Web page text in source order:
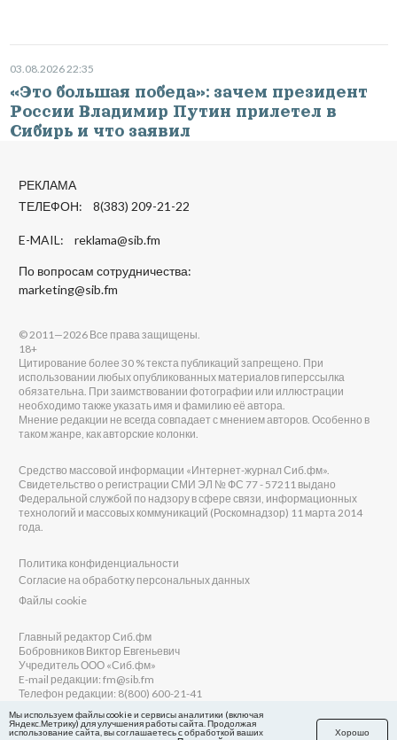
03.08.2026 22:35
«Это большая победа»: зачем президент
России Владимир Путин прилетел в
Сибирь и что заявил
РЕКЛАМА
ТЕЛЕФОН: 8(383) 209-21-22
E-MAIL: reklama@sib.fm
По вопросам сотрудничества:
marketing@sib.fm
© 2011—2026 Все права защищены.
18+
Цитирование более 30 % текста публикаций запрещено. При
использовании любых опубликованных материалов гиперссылка
обязательна. При заимствовании фотографии или иллюстрации
необходимо также указать имя и фамилию её автора.
Мнение редакции не всегда совпадает с мнением авторов. Особенно в
таком жанре, как авторские колонки.
Средство массовой информации «Интернет-журнал Сиб.фм».
Свидетельство о регистрации СМИ ЭЛ № ФС 77 - 57211 выдано
Федеральной службой по надзору в сфере связи, информационных
технологий и массовых коммуникаций (Роскомнадзор) 11 марта 2014
года.
Политика конфиденциальности
Согласие на обработку персональных данных
Файлы cookie
Главный редактор Сиб.фм
Бобровников Виктор Евгеньевич
Учредитель ООО «Сиб.фм»
E-mail редакции: fm@sib.fm
Телефон редакции: 8(800) 600-21-41
Мы используем файлы cookie и сервисы аналитики (включая
Яндекс.Метрику) для улучшения работы сайта. Продолжая
использование сайта, вы соглашаетесь с обработкой ваших
Хорошо